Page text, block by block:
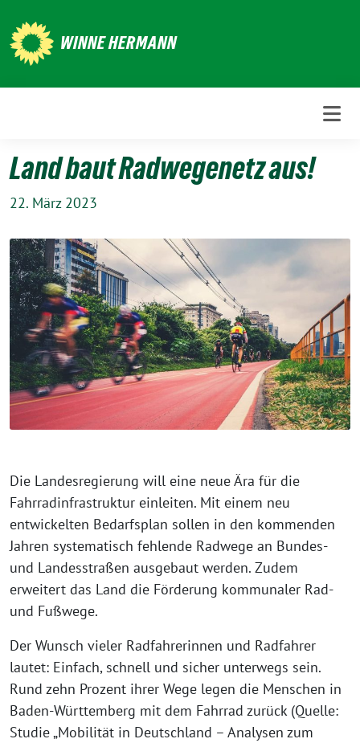
zum
Inhalt
WINNE HERMANN
Land baut Radwegenetz aus!
22. März 2023
Die Landesregierung will eine neue Ära für die
Fahrradinfrastruktur einleiten. Mit einem neu
entwickelten Bedarfsplan sollen in den kommenden
Jahren systematisch fehlende Radwege an Bundes-
und Landesstraßen ausgebaut werden. Zudem
erweitert das Land die Förderung kommunaler Rad-
und Fußwege.
Der Wunsch vieler Radfahrerinnen und Radfahrer
lautet: Einfach, schnell und sicher unterwegs sein.
Rund zehn Prozent ihrer Wege legen die Menschen in
Baden-Württemberg mit dem Fahrrad zurück (Quelle:
Studie „Mobilität in Deutschland – Analysen zum